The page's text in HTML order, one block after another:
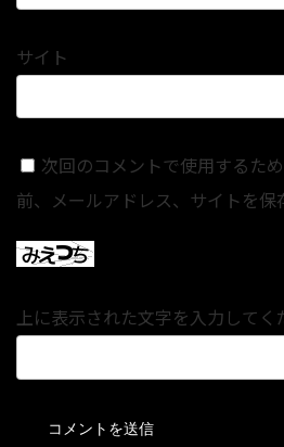
サイト
次回のコメントで使用するた
前、メールアドレス、サイトを保
上に表示された文字を入力してく